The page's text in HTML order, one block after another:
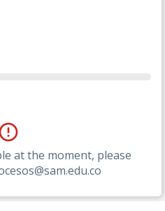
at the moment, please